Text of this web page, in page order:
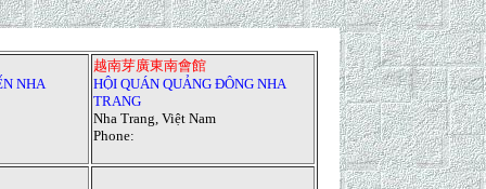
NHA
越南芽廣東南會館
HỘI QUÁNQUẢNG ĐÔNGNHA
TRANG
Nha Trang, Việt Nam
Phone: